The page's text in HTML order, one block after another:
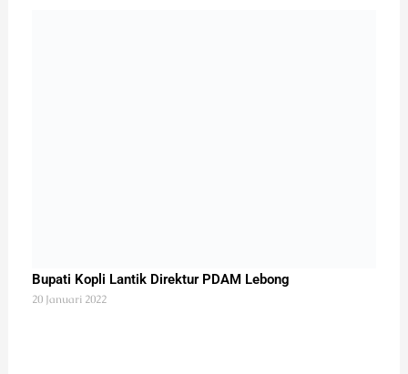
Bupati Kopli Lantik Direktur PDAM Lebong
20 Januari 2022